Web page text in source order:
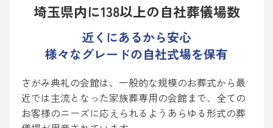
埼玉県内に138以上の自社葬儀場数
近くにあるから安心
様々なグレードの自社式場を保有
さがみ典礼の会館は、一般的な規模のお葬式から最
近では主流となった家族葬専用の会館まで、全ての
お客様のニーズに応えられるようあらゆる形式の葬